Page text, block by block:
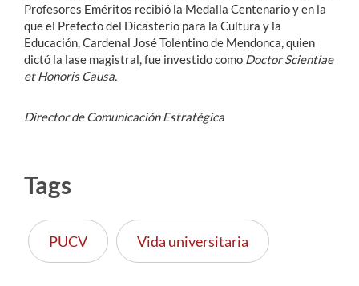
Profesores Eméritos recibió la Medalla Centenario y en la
que el Prefecto del Dicasterio para la Cultura y la
Educación, Cardenal José Tolentino de Mendonca, quien
dictó la lase magistral, fue investido como Doctor Scientiae
et Honoris Causa.
Director de Comunicación Estratégica
Tags
PUCV Vida universitaria